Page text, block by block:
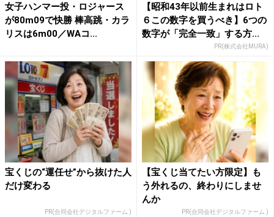
女子ハンマー投・ロジャース
が80m09で快勝 棒高跳・カラ
リスは6m00／WAコ...
【昭和43年以前生まれはロト
６この数字を買うべき】6つの
数字が「完全一致」する方...
PR(株式会社MURA)
宝くじの“運任せ”から抜けた人
だけ変わる
PR(合同会社デジタルファーム )
【宝くじ当てたい方限定】も
う外れるの、終わりにしませ
んか
PR(合同会社デジタルファーム )